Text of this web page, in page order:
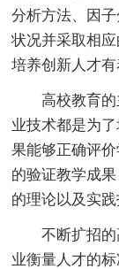
分析方法、因
状况并采取相
培养创新人才有
高校教育的
业技术都是为
果能够正确评
的验证教学成
的理论以及实践
不断扩招的
业衡量人才的